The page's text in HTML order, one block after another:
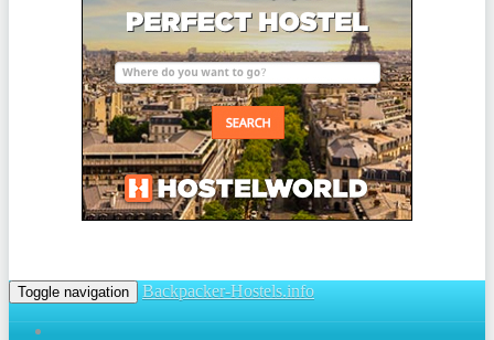
Toggle navigation Backpacker-Hostels.info